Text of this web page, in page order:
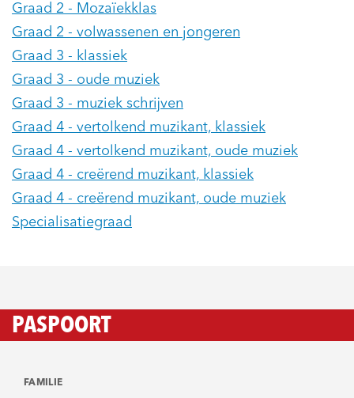
Graad 2 - Mozaïekklas
Graad 2 - volwassenen en jongeren
Graad 3 - klassiek
Graad 3 - oude muziek
Graad 3 - muziek schrijven
Graad 4 - vertolkend muzikant, klassiek
Graad 4 - vertolkend muzikant, oude muziek
Graad 4 - creërend muzikant, klassiek
Graad 4 - creërend muzikant, oude muziek
Specialisatiegraad
PASPOORT
FAMILIE